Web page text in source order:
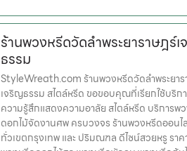
ร้านพวงหรีดวัดลำพระยาราษฎร์
ธรรม
StyleWreath.com ร้านพวงหรีดวัดลำพระยา
เจริญธรรม สไตล์หรีด ขอขอบคุณที่เรียกใช้บริก
ความรู้สึกแสดงความอาลัย สไตล์หรีด บริการพ
ดอกไม้จัดงานศพ ครบวงจร ร้านพวงหรีดออนไ
ทั่วเขตกรุงเทพ และ ปริมณฑล ดีไซน์สวยหรู รา